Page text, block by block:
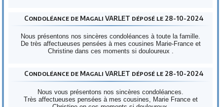
Condoléance de Magali VARLET déposé le 28-10-2024
Nous présentons nos sincères condoléances à toute la famille.
De très affectueuses pensées à mes cousines Marie-France et
Christine dans ces moments si douloureux .
Condoléance de Magali VARLET déposé le 28-10-2024
Nous vous présentons nos sincères condoléances.
Très affectueuses pensées à mes cousines, Marie France et